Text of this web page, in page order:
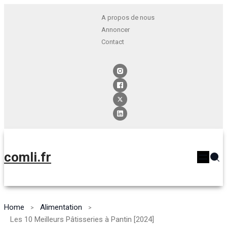
A propos de nous
Annoncer
Contact
comli.fr
Home
Alimentation
Les 10 Meilleurs Pâtisseries à Pantin [2024]